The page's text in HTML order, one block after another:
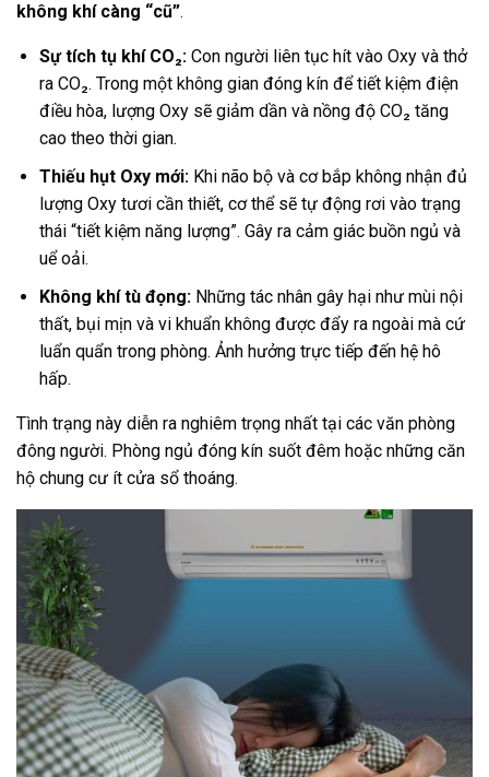
không khí càng “cũ”.
Sự tích tụ khí CO₂:Con người liên tục hít vào Oxy và thở
ra CO₂. Trong một không gian đóng kín để tiết kiệm điện
điều hòa, lượng Oxy sẽ giảm dần và nồng độ CO₂ tăng
cao theo thời gian.
Thiếu hụt Oxy mới:Khi não bộ và cơ bắp không nhận đủ
lượng Oxy tươi cần thiết, cơ thể sẽ tự động rơi vào trạng
thái “tiết kiệm năng lượng”. Gây ra cảm giác buồn ngủ và
uể oải.
Không khí tù đọng:Những tác nhân gây hại như mùi nội
thất, bụi mịn và vi khuẩn không được đẩy ra ngoài mà cứ
luẩn quẩn trong phòng. Ảnh hưởng trực tiếp đến hệ hô
hấp.
Tình trạng này diễn ra nghiêm trọng nhất tại các văn phòng
đông người. Phòng ngủ đóng kín suốt đêm hoặc những căn
hộ chung cư ít cửa sổ thoáng.